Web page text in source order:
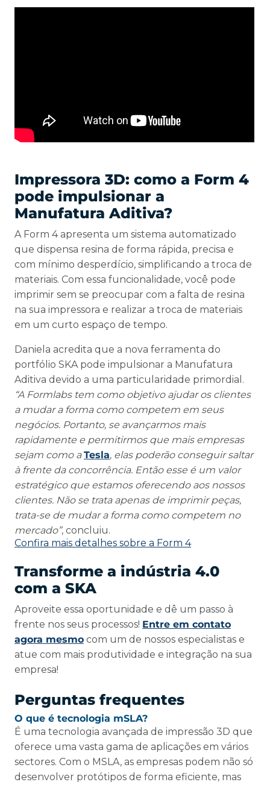
Impressora 3D: como a Form 4
pode impulsionar a
Manufatura Aditiva?
A Form 4 apresenta um sistema automatizado
que dispensa resina de forma rápida, precisa e
com mínimo desperdício, simplificando a troca de
materiais. Com essa funcionalidade, você pode
imprimir sem se preocupar com a falta de resina
na sua impressora e realizar a troca de materiais
em um curto espaço de tempo.
Daniela acredita que a nova ferramenta do
portfólio SKA pode impulsionar a Manufatura
Aditiva devido a uma particularidade primordial.
“A Formlabs tem como objetivo ajudar os clientes
a mudar a forma como competem em seus
negócios. Portanto, se avançarmos mais
rapidamente e permitirmos que mais empresas
sejam como aTesla, elas poderão conseguir saltar
à frente da concorrência. Então esse é um valor
estratégico que estamos oferecendo aos nossos
clientes. Não se trata apenas de imprimir peças,
trata-se de mudar a forma como competem no
mercado”, concluiu.
Confira mais detalhes sobre a Form 4
Transforme a indústria 4.0
com a SKA
Aproveite essa oportunidade e dê um passo à
frente nos seus processos! Entre em contato
agora mesmo com um de nossos especialistas e
atue com mais produtividade e integração na sua
empresa!
Perguntas frequentes
O que é tecnologia mSLA?
É uma tecnologia avançada de impressão 3D que
oferece uma vasta gama de aplicações em vários
sectores. Com o MSLA, as empresas podem não só
desenvolver protótipos de forma eficiente, mas